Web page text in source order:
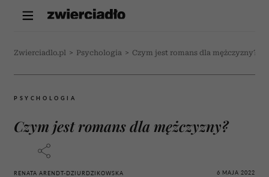
Zwierciadlo.pl > Psychologia > Czym jest romans dla mężczyzny?
PSYCHOLOGIA
Czym jest romans dla mężczyzny?
RENATA ARENDT-DZIURDZIKOWSKA 6 MAJA 2022